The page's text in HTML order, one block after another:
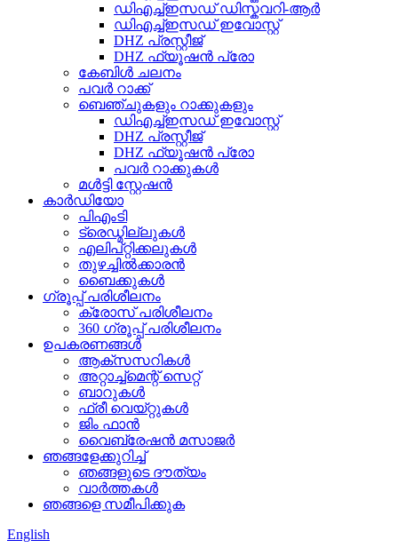
ഡിഎച്ച്ഇസഡ് ഡിസ്കവറി-ആർ
ഡിഎച്ച്ഇസഡ് ഇവോസ്റ്റ്
DHZ പ്രസ്റ്റീജ്
DHZ ഫ്യൂഷൻ പ്രോ
കേബിൾ ചലനം
പവർ റാക്ക്
ബെഞ്ചുകളും റാക്കുകളും
ഡിഎച്ച്ഇസഡ് ഇവോസ്റ്റ്
DHZ പ്രസ്റ്റീജ്
DHZ ഫ്യൂഷൻ പ്രോ
പവർ റാക്കുകൾ
മൾട്ടി സ്റ്റേഷൻ
കാർഡിയോ
പിഎംടി
ട്രെഡ്മില്ലുകൾ
എലിപ്റ്റിക്കലുകൾ
തുഴച്ചിൽക്കാരൻ
ബൈക്കുകൾ
ഗ്രൂപ്പ് പരിശീലനം
ക്രോസ് പരിശീലനം
360 ഗ്രൂപ്പ് പരിശീലനം
ഉപകരണങ്ങൾ
ആക്‌സസറികൾ
അറ്റാച്ച്മെന്റ് സെറ്റ്
ബാറുകൾ
ഫ്രീ വെയ്റ്റുകൾ
ജിം ഫാൻ
വൈബ്രേഷൻ മസാജർ
ഞങ്ങളേക്കുറിച്ച്
ഞങ്ങളുടെ ദൗത്യം
വാർത്തകൾ
ഞങ്ങളെ സമീപിക്കുക
English